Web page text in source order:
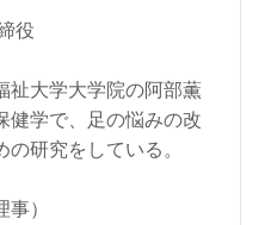
役
祉大学大学院の阿部薫
健学で、足の悩みの改
研究をしている。
）